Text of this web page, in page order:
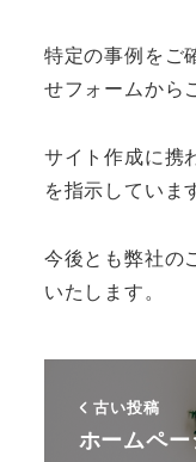
特定の事例をご
せフォームから
サイト作成に携
を指示していま
今後とも弊社の
いたします。
古い投稿
ホームペー